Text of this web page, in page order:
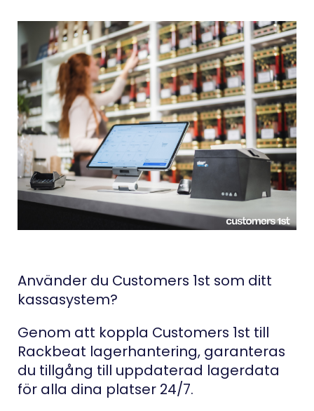
Använder du Customers 1st som ditt
kassasystem?
Genom att koppla Customers 1st till
Rackbeat lagerhantering, garanteras
du tillgång till uppdaterad lagerdata
för alla dina platser 24/7.